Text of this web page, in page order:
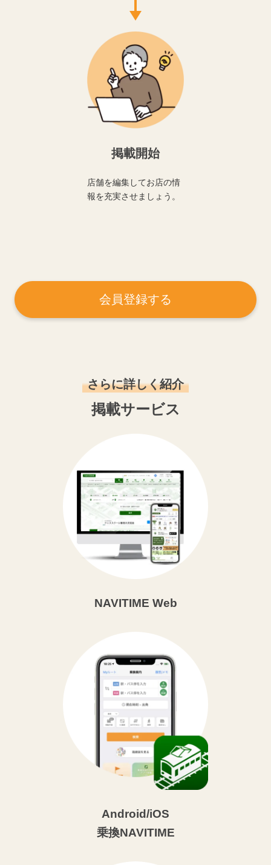
掲載開始
店舗を編集してお店の情
報を充実させましょう。
会員登録する
さらに詳しく紹介
掲載サービス
NAVITIME Web
Android/iOS
乗換NAVITIME